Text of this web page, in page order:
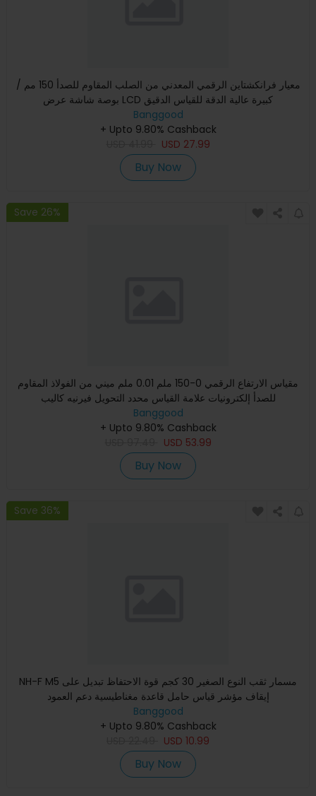
معيار فرانكشتاين الرقمي المعدني من الصلب المقاوم للصدأ 150 مم /
بوصة شاشة عرض LCD كبيرة عالية الدقة للقياس الدقيق
Banggood
+ Upto 9.80% Cashback
USD 27.99
Buy Now
Save 26%
مقياس الارتفاع الرقمي 0-150 ملم 0.01 ملم ميني من الفولاذ المقاوم
للصدأ إلكترونيات علامة القياس محدد التحويل فيرنيه كاليب
Banggood
+ Upto 9.80% Cashback
USD 53.99
Buy Now
Save 36%
NH-F M5 مسمار ثقب النوع الصغير 30 كجم قوة الاحتفاظ تبديل على
إيقاف مؤشر قياس حامل قاعدة مغناطيسية دعم العمود
Banggood
+ Upto 9.80% Cashback
USD 10.99
Buy Now